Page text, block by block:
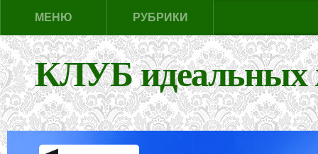
МЕНЮ РУБРИКИ
КЛУБ идеальных